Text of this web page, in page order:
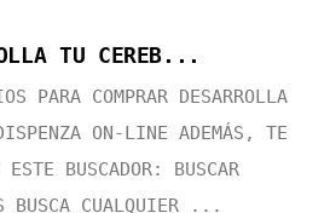
TU CEREB...
PARA COMPRAR DESARROLLA
ON-LINE ADEMÁS, TE
BUSCADOR: BUSCAR
BUSCA CUALQUIER ...